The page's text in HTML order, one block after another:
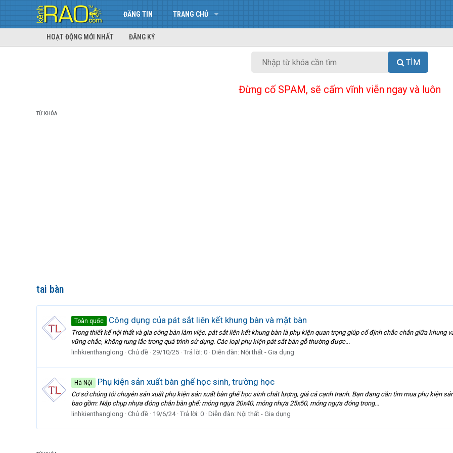
ĐĂNG TIN TRANG CHỦ
HOẠT ĐỘNG MỚI NHẤT ĐĂNG KÝ
TÌM
Đừng cố SPAM, sẽ cấm vĩnh viễn ngay và luôn
TỪ KHÓA
tai bàn
Toàn quốc Công dụng của pát sắt liên kết khung bàn và mặt bàn
Trong thiết kế nội thất và gia công bàn làm việc, pát sắt liên kết khung bàn là phụ kiện quan trọng giúp cố định chắc chắn giữa khung
vững chắc, không rung lắc trong quá trình sử dụng. Các loại phụ kiện pát sắt bàn gỗ thường được...
linhkienthanglong
Chủ đề 29/10/25 Trả lời: 0 Diễn đàn: Nội thất - Gia dụng
Hà Nội Phụ kiện sản xuất bàn ghế học sinh, trường học
Cơ sở chúng tôi chuyên sản xuất phụ kiện sản xuất bàn ghế học sinh chát lượng, giá cả cạnh tranh. Bạn đang cần tìm mua phụ kiện
bao gồm: Nắp chụp nhựa đóng chân bàn ghế: móng ngựa 20x40, móng nhựa 25x50, móng ngựa đóng trong...
linhkienthanglong
Chủ đề 19/6/24 Trả lời: 0 Diễn đàn: Nội thất - Gia dụng